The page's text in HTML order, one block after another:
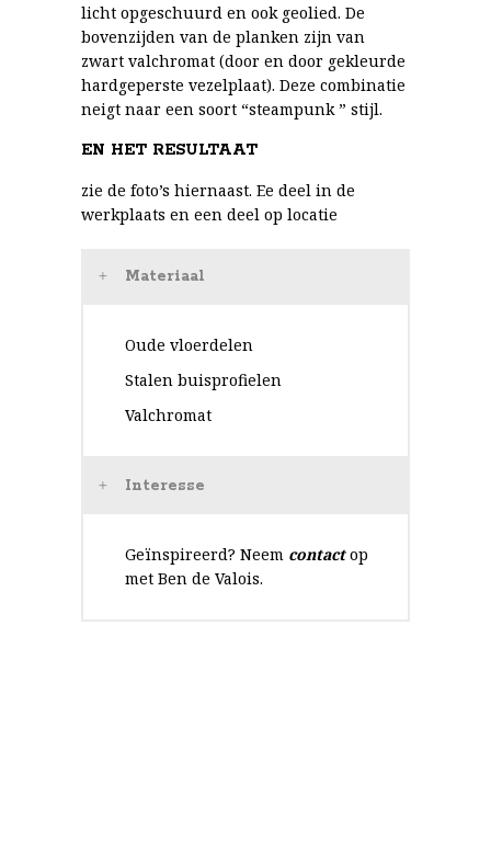
licht opgeschuurd en ook geolied. De
bovenzijden van de planken zijn van
zwart valchromat (door en door gekleurde
hardgeperste vezelplaat). Deze combinatie
neigt naar een soort “steampunk ” stijl.
EN HET RESULTAAT
zie de foto’s hiernaast. Ee deel in de
werkplaats en een deel op locatie
Materiaal
Oude vloerdelen
Stalen buisprofielen
Valchromat
Interesse
Geïnspireerd? Neem contactop
met Ben de Valois.